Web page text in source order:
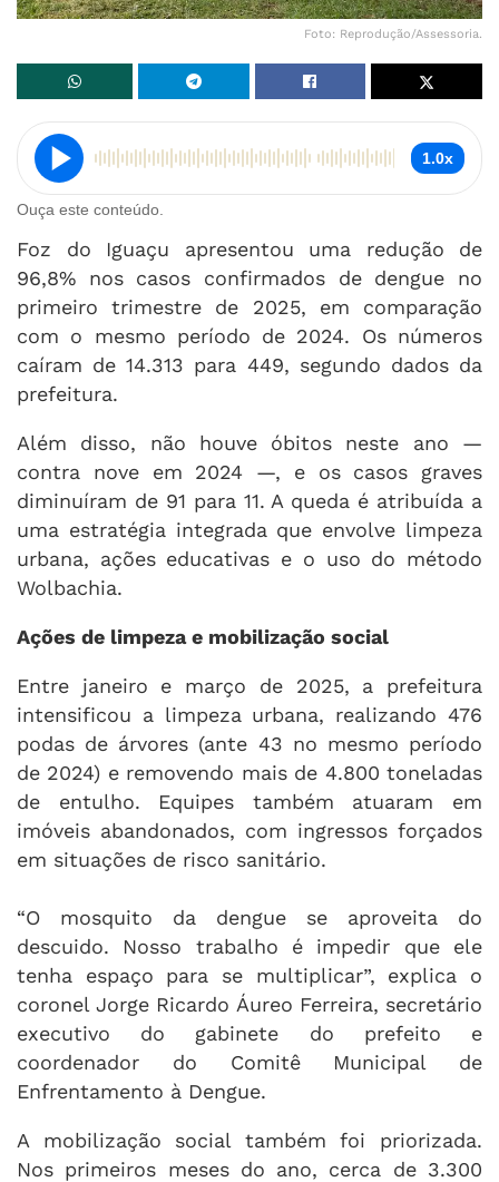
Foto: Reprodução/Assessoria.
1.0x
Ouça este conteúdo.
Foz do Iguaçu apresentou uma redução de
96,8% nos casos confirmados de dengue no
primeiro trimestre de 2025, em comparação
com o mesmo período de 2024. Os números
caíram de 14.313 para 449, segundo dados da
prefeitura.
Além disso, não houve óbitos neste ano —
contra nove em 2024 —, e os casos graves
diminuíram de 91 para 11. A queda é atribuída a
uma estratégia integrada que envolve limpeza
urbana, ações educativas e o uso do método
Wolbachia.
Ações de limpeza e mobilização social
Entre janeiro e março de 2025, a prefeitura
intensificou a limpeza urbana, realizando 476
podas de árvores (ante 43 no mesmo período
de 2024) e removendo mais de 4.800 toneladas
de entulho. Equipes também atuaram em
imóveis abandonados, com ingressos forçados
em situações de risco sanitário.
“O mosquito da dengue se aproveita do
descuido. Nosso trabalho é impedir que ele
tenha espaço para se multiplicar”, explica o
coronel Jorge Ricardo Áureo Ferreira, secretário
executivo do gabinete do prefeito e
coordenador do Comitê Municipal de
Enfrentamento à Dengue.
A mobilização social também foi priorizada.
Nos primeiros meses do ano, cerca de 3.300